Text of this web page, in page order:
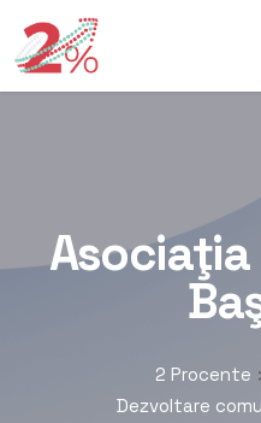
2 Procente
Dezvoltare